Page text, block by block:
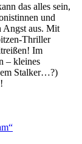
das alles sein,
und
Angst aus. Mit
Thriller
Im
– kleines
Stalker…?)